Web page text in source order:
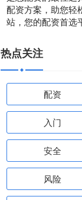
配资方案，助您轻
站，您的配资首选
热点关注
配资
入门
安全
风险